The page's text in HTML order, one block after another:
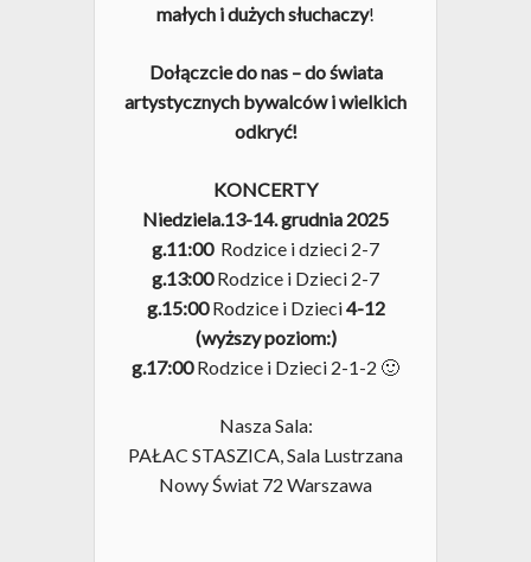
małych i dużych słuchaczy!
Dołączcie do nas – do świata
artystycznych bywalców i wielkich
odkryć!
KONCERTY
Niedziela.13-14. grudnia 2025
g.11:00Rodzice i dzieci 2-7
g.13:00Rodzice i Dzieci 2-7
g.15:00Rodzice i Dzieci4-12
(wyższy poziom:)
g.17:00Rodzice i Dzieci 2-1-2 🙂
Nasza Sala:
PAŁAC STASZICA, Sala Lustrzana
Nowy Świat 72 Warszawa